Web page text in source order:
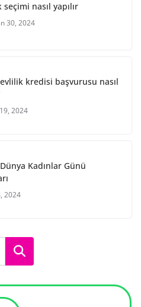
nasıl yapılır
30, 2024
kredisi başvurusu nasıl
2024
Kadınlar Günü
2024
Ara